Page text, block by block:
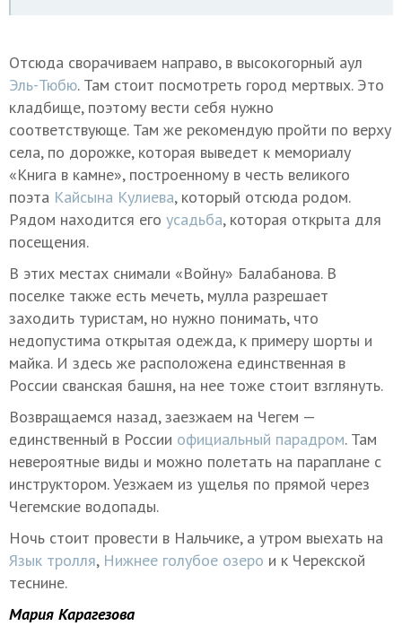
Отсюда сворачиваем направо, в высокогорный аул
Эль-Тюбю. Там стоит посмотреть город мертвых. Это
кладбище, поэтому вести себя нужно
соответствующе. Там же рекомендую пройти по верху
села, по дорожке, которая выведет к мемориалу
«Книга в камне», построенному в честь великого
поэта Кайсына Кулиева, который отсюда родом.
Рядом находится его усадьба, которая открыта для
посещения.
В этих местах снимали «Войну» Балабанова. В
поселке также есть мечеть, мулла разрешает
заходить туристам, но нужно понимать, что
недопустима открытая одежда, к примеру шорты и
майка. И здесь же расположена единственная в
России сванская башня, на нее тоже стоит взглянуть.
Возвращаемся назад, заезжаем на Чегем —
единственный в России официальный парадром. Там
невероятные виды и можно полетать на параплане с
инструктором. Уезжаем из ущелья по прямой через
Чегемские водопады.
Ночь стоит провести в Нальчике, а утром выехать на
Язык тролля, Нижнее голубое озеро и к Черекской
теснине.
Мария Карагезова